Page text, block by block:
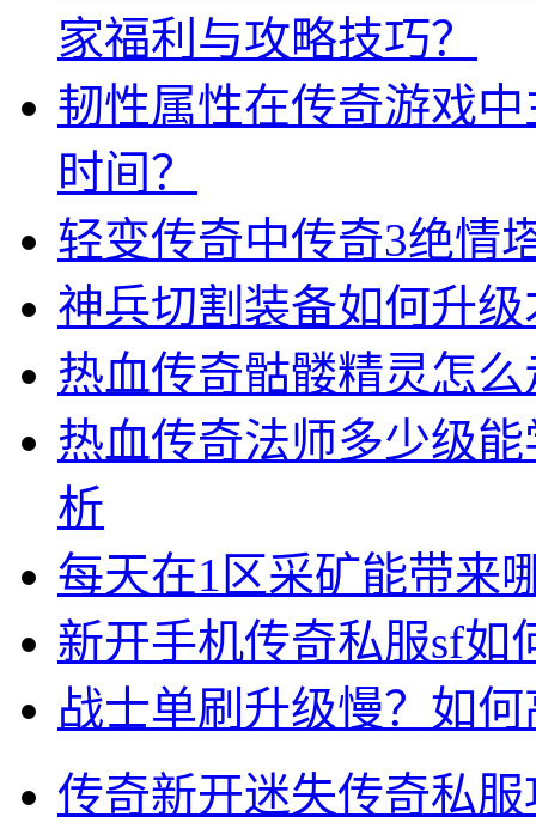
家福利与攻略技巧？
韧性属性在传奇游戏
时间？
轻变传奇中传奇3绝情
神兵切割装备如何升
热血传奇骷髅精灵怎
热血传奇法师多少级
析
每天在1区采矿能带来
新开手机传奇私服sf如
战士单刷升级慢？如
传奇新开迷失传奇私